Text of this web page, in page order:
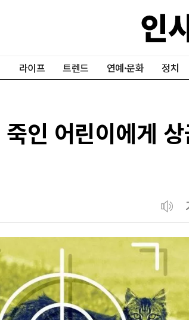
라이프 트렌드 연예·문화 정치
인 어린이에게